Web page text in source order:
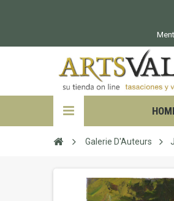
Galerie D'Auteurs